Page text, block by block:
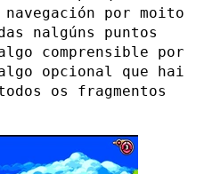
por moito
nalgúns puntos
comprensible por
opcional que hai
os fragmentos